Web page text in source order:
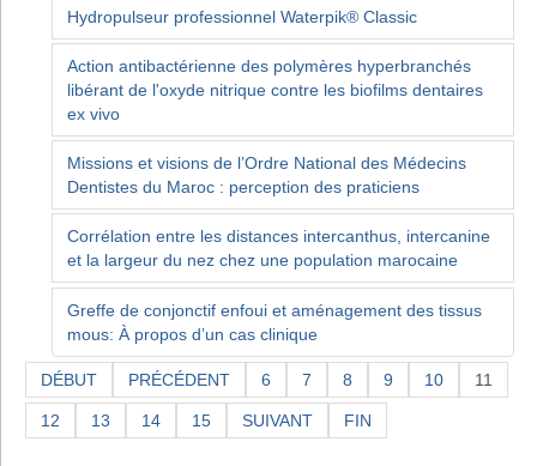
Hydropulseur professionnel Waterpik® Classic
Action antibactérienne des polymères hyperbranchés
libérant de l'oxyde nitrique contre les biofilms dentaires
ex vivo
Missions et visions de l’Ordre National des Médecins
Dentistes du Maroc : perception des praticiens
Corrélation entre les distances intercanthus, intercanine
et la largeur du nez chez une population marocaine
Greffe de conjonctif enfoui et aménagement des tissus
mous: À propos d’un cas clinique
DÉBUT PRÉCÉDENT 6 7 8 9 10 11
12 13 14 15 SUIVANT FIN